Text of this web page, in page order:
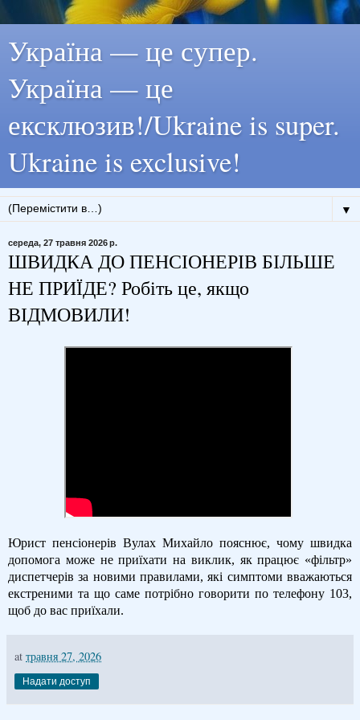
Україна — це супер.
Україна — це
ексклюзив!/Ukraine is super.
Ukraine is exclusive!
▼
середа, 27 травня 2026 р.
ШВИДКА ДО ПЕНСІОНЕРІВ БІЛЬШЕ
НЕ ПРИЇДЕ? Робіть це, якщо
ВІДМОВИЛИ!
Юрист пенсіонерів Вулах Михайло пояснює, чому швидка
допомога може не приїхати на виклик, як працює «фільтр»
диспетчерів за новими правилами, які симптоми вважаються
екстреними та що саме потрібно говорити по телефону 103,
щоб до вас приїхали.
at травня 27, 2026
Надати доступ